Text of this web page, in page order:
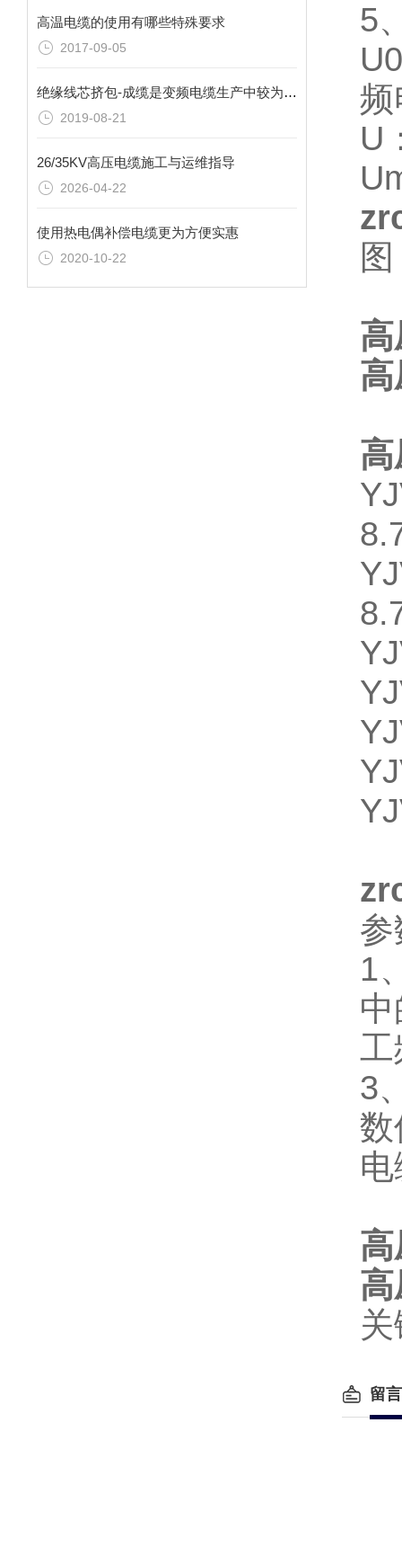
高温电缆的使用有哪些特殊要求
2017-09-05
绝缘线芯挤包-成缆是变频电缆生产中较为重要的工序
2019-08-21
26/35KV高压电缆施工与运维指导
2026-04-22
使用热电偶补偿电缆更为方便实惠
2020-10-22
5
频
U
图
参
1
工
3
数
留